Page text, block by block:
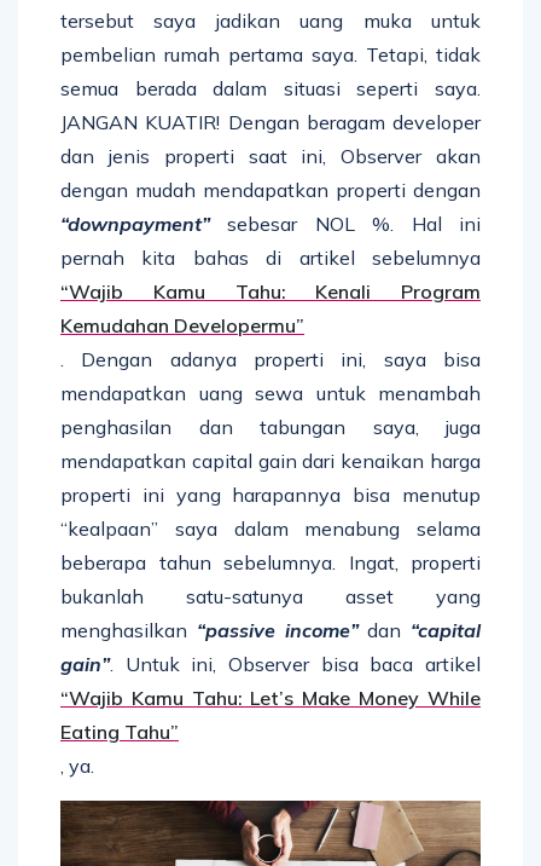
tersebut saya jadikan uang muka untuk
pembelian rumah pertama saya. Tetapi, tidak
semua berada dalam situasi seperti saya.
JANGAN KUATIR! Dengan beragam developer
dan jenis properti saat ini, Observer akan
dengan mudah mendapatkan properti dengan
“downpayment”sebesar NOL %. Hal ini
pernah kita bahas di artikel sebelumnya
“Wajib Kamu Tahu: Kenali Program
Kemudahan Developermu”
. Dengan adanya properti ini, saya bisa
mendapatkan uang sewa untuk menambah
penghasilan dan tabungan saya, juga
mendapatkan capital gain dari kenaikan harga
properti ini yang harapannya bisa menutup
“kealpaan” saya dalam menabung selama
beberapa tahun sebelumnya. Ingat, properti
bukanlah satu-satunya asset yang
menghasilkan “passive income”dan “capital
gain”. Untuk ini, Observer bisa baca artikel
“Wajib Kamu Tahu: Let’s Make Money While
Eating Tahu”
, ya.